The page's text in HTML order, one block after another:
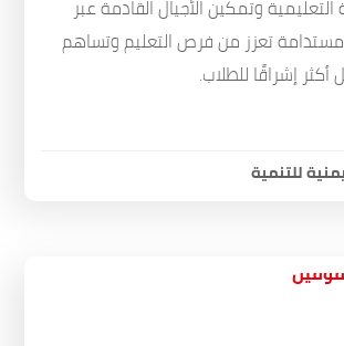
وتمكين الأجيال القادمة عبر
تعزز من فرص التعليم وتساهم
إشراقًا للطلاب.
للتنمية